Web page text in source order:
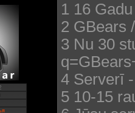
1 16
2 GBears
3 Nu 30
4 Serverī
5 10-15